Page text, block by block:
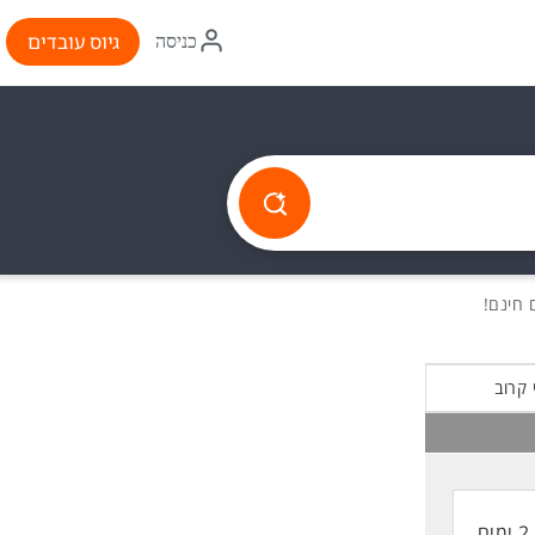
איקון
התחברות
כניסה גיוס עובדים
קרוב